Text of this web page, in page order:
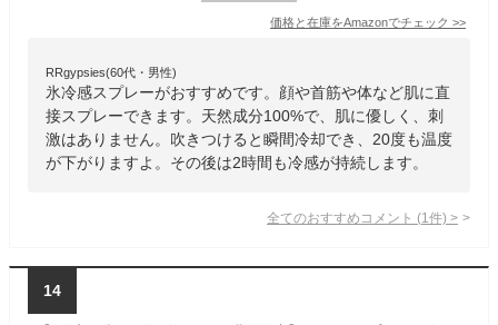
価格と在庫をAmazonでチェック >>
RRgypsies(60代・男性)
氷冷感スプレーがおすすめです。顔や首筋や体など肌に直
接スプレーできます。天然成分100%で、肌に優しく、刺
激はありません。吹きつけると瞬間冷却でき、20度も温度
が下がりますよ。その後は2時間も冷感が持続します。
全てのおすすめコメント (1 件) >
14